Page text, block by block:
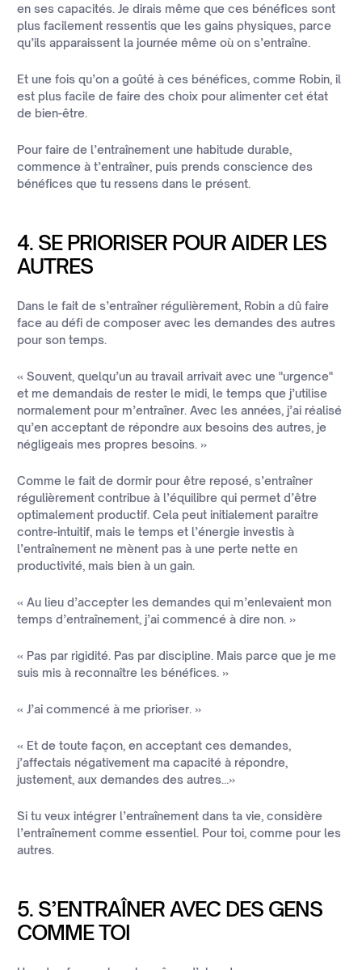
en ses capacités. Je dirais même que ces bénéfices sont
plus facilement ressentis que les gains physiques, parce
qu’ils apparaissent la journée même où on s’entraîne.
Et une fois qu’on a goûté à ces bénéfices, comme Robin, il
est plus facile de faire des choix pour alimenter cet état
de bien-être.
Pour faire de l’entraînement une habitude durable,
commence à t’entraîner, puis prends conscience des
bénéfices que tu ressens dans le présent.
4. SE PRIORISER POUR AIDER LES
AUTRES
Dans le fait de s’entraîner régulièrement, Robin a dû faire
face au défi de composer avec les demandes des autres
pour son temps.
« Souvent, quelqu’un au travail arrivait avec une "urgence"
et me demandais de rester le midi, le temps que j’utilise
normalement pour m’entraîner. Avec les années, j’ai réalisé
qu’en acceptant de répondre aux besoins des autres, je
négligeais mes propres besoins. »
Comme le fait de dormir pour être reposé, s’entraîner
régulièrement contribue à l’équilibre qui permet d’être
optimalement productif. Cela peut initialement paraitre
contre-intuitif, mais le temps et l’énergie investis à
l’entraînement ne mènent pas à une perte nette en
productivité, mais bien à un gain.
« Au lieu d’accepter les demandes qui m’enlevaient mon
temps d’entraînement, j’ai commencé à dire non. »
« Pas par rigidité. Pas par discipline. Mais parce que je me
suis mis à reconnaître les bénéfices. »
« J’ai commencé à me prioriser. »
« Et de toute façon, en acceptant ces demandes,
j’affectais négativement ma capacité à répondre,
justement, aux demandes des autres…»
Si tu veux intégrer l’entraînement dans ta vie, considère
l’entraînement comme essentiel. Pour toi, comme pour les
autres.
5. S’ENTRAÎNER AVEC DES GENS
COMME TOI